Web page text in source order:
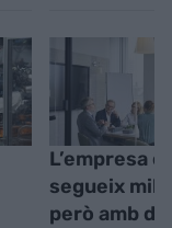
L’empresa
segueix
però amb